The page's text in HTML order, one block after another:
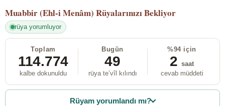
Muabbir (Ehl-i Menâm) Rüyalarınızı Bekliyor
rüya yorumluyor
Toplam
114.774
kalbe dokunuldu
Bugün
49
rüya te’vîl kılındı
%94 için
2 saat
cevab müddeti
Rüyam yorumlandı mı?